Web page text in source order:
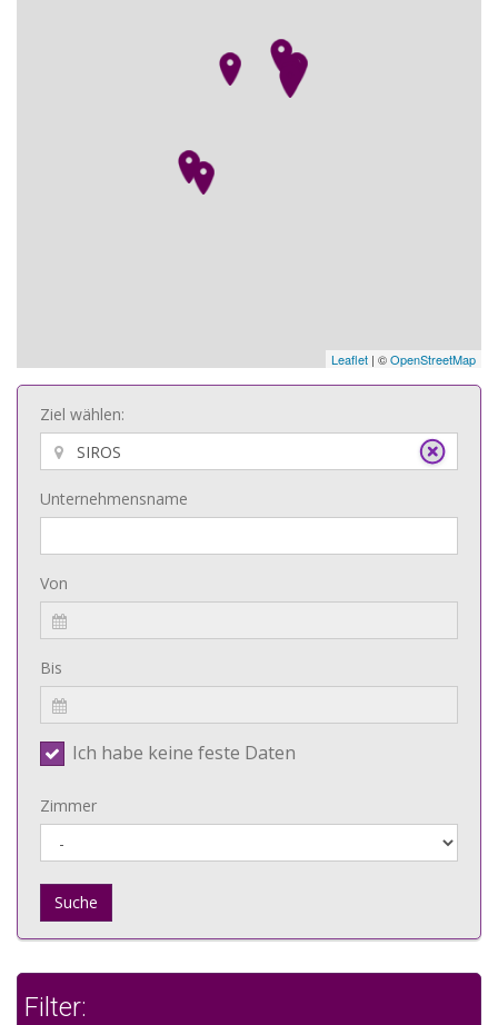
Leaflet | ©OpenStreetMap
Ziel wählen:
Unternehmensname
Von
Bis
Ich habe keine feste Daten
Zimmer
Suche
Filter: